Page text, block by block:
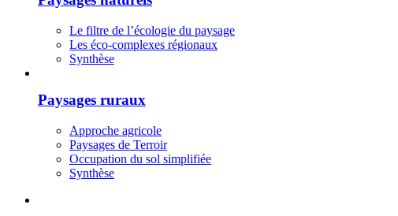
Le filtre de l’écologie du paysage
Les éco-complexes régionaux
Synthèse
Paysages ruraux
Approche agricole
Paysages de Terroir
Occupation du sol simplifiée
Synthèse